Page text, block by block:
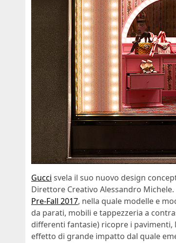
Gucci svela il suo nuovo design
Direttore Creativo Alessandro
Pre-Fall 2017, nella quale modelle e
da parati, mobili e tappezzeria a
differenti fantasie) ricopre i
effetto di grande impatto dal quale